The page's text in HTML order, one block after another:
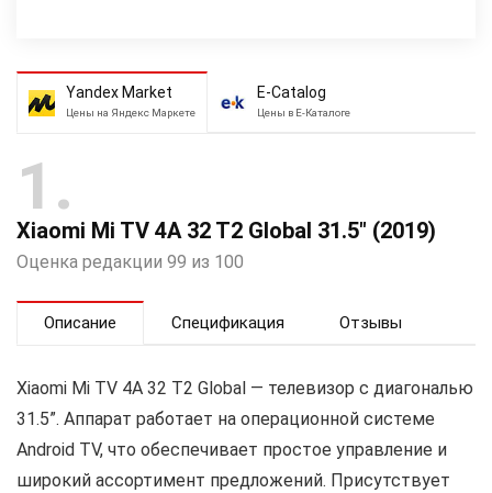
Yandex Market
Цены на Яндекс Маркете
E-Catalog
Цены в Е-Каталоге
1
Xiaomi Mi TV 4A 32 T2 Global 31.5″ (2019)
Оценка редакции 99 из 100
Описание Спецификация Отзывы
Xiaomi Mi TV 4A 32 T2 Global — телевизор с диагональю
31.5”. Аппарат работает на операционной системе
Android TV, что обеспечивает простое управление и
широкий ассортимент предложений. Присутствует